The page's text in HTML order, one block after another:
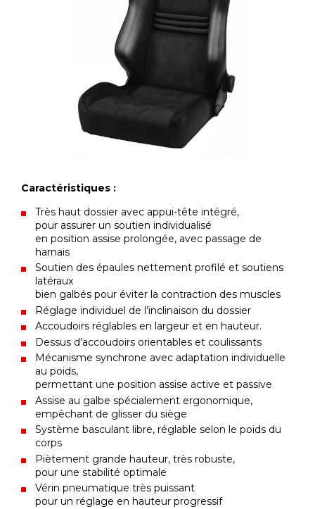
Caractéristiques :
Très haut dossier avec appui-tête intégré,
pour assurer un soutien individualisé
en position assise prolongée, avec passage de
harnais
Soutien des épaules nettement profilé et soutiens
latéraux
bien galbés pour éviter la contraction des muscles
Réglage individuel de l’inclinaison du dossier
Accoudoirs réglables en largeur et en hauteur.
Dessus d’accoudoirs orientables et coulissants
Mécanisme synchrone avec adaptation individuelle
au poids,
permettant une position assise active et passive
Assise au galbe spécialement ergonomique,
empêchant de glisser du siège
Système basculant libre, réglable selon le poids du
corps
Piètement grande hauteur, très robuste,
pour une stabilité optimale
Vérin pneumatique très puissant
pour un réglage en hauteur progressif